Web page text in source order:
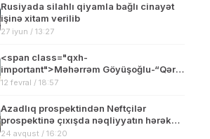
Rusiyada silahlı qiyamla bağlı cinayət
işinə xitam verilib
27 iyun / 13:27
<span class="qxh-
important">Məhərrəm Göyüşoğlu-“Qərb
xəbər” yenidən Sizinlə</span>
12 fevral / 18:57
Azadlıq prospektindən Neftçilər
prospektinə çıxışda nəqliyyatın hərəkəti
məhdudlaşdırılacaq
24 avqust / 16:20